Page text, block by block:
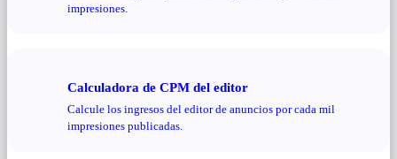
impresiones.
Calculadora de CPM del editor
Calcule los ingresos del editor de anuncios por cada mil
impresiones publicadas.